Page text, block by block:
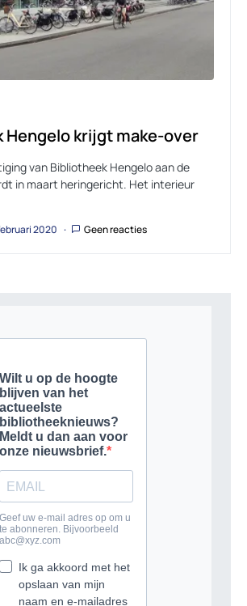
Hengelo krijgt make-over
van Bibliotheek Hengelo aan de
in maart heringericht. Het interieur
2020 Geen reacties